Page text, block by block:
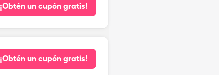
¡Obtén un cupón gratis!
¡Obtén un cupón gratis!